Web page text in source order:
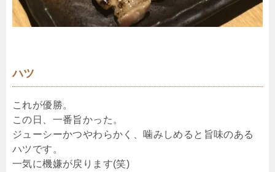
ハツ
これが優勝。
この日、一番旨かった。
ジューシーかつやわらかく、噛みしめると旨味のある
ハツです。
一気に機嫌が戻ります(笑)